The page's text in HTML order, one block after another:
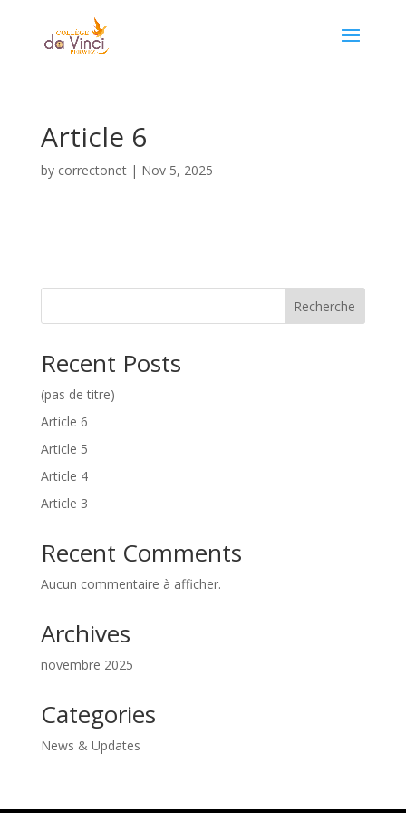
Article 6
by correctonet| Nov 5, 2025
Recherche
Recent Posts
(pas de titre)
Article 6
Article 5
Article 4
Article 3
Recent Comments
Aucun commentaire à afficher.
Archives
novembre 2025
Categories
News & Updates